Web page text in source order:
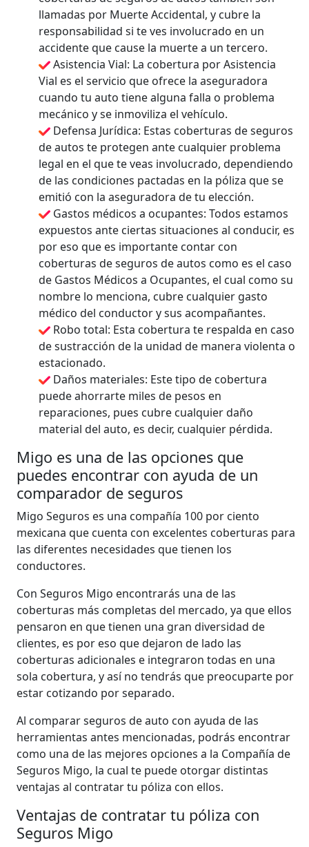
llamadas por Muerte Accidental, y cubre la
responsabilidad si te ves involucrado en un
accidente que cause la muerte a un tercero.
Asistencia Vial: La cobertura por Asistencia
Vial es el servicio que ofrece la aseguradora
cuando tu auto tiene alguna falla o problema
mecánico y se inmoviliza el vehículo.
Defensa Jurídica: Estas coberturas de seguros
de autos te protegen ante cualquier problema
legal en el que te veas involucrado, dependiendo
de las condiciones pactadas en la póliza que se
emitió con la aseguradora de tu elección.
Gastos médicos a ocupantes: Todos estamos
expuestos ante ciertas situaciones al conducir, es
por eso que es importante contar con
coberturas de seguros de autos como es el caso
de Gastos Médicos a Ocupantes, el cual como su
nombre lo menciona, cubre cualquier gasto
médico del conductor y sus acompañantes.
Robo total: Esta cobertura te respalda en caso
de sustracción de la unidad de manera violenta o
estacionado.
Daños materiales: Este tipo de cobertura
puede ahorrarte miles de pesos en
reparaciones, pues cubre cualquier daño
material del auto, es decir, cualquier pérdida.
Migo es una de las opciones que
puedes encontrar con ayuda de un
comparador de seguros
Migo Seguros es una compañía 100 por ciento
mexicana que cuenta con excelentes coberturas para
las diferentes necesidades que tienen los
conductores.
Con Seguros Migo encontrarás una de las
coberturas más completas del mercado, ya que ellos
pensaron en que tienen una gran diversidad de
clientes, es por eso que dejaron de lado las
coberturas adicionales e integraron todas en una
sola cobertura, y así no tendrás que preocuparte por
estar cotizando por separado.
Al comparar seguros de auto con ayuda de las
herramientas antes mencionadas, podrás encontrar
como una de las mejores opciones a la Compañía de
Seguros Migo, la cual te puede otorgar distintas
ventajas al contratar tu póliza con ellos.
Ventajas de contratar tu póliza con
Seguros Migo